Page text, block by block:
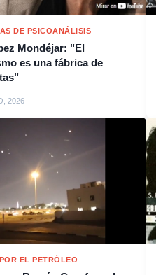
DE PSICOANÁLISIS
Mondéjar: "El
es una fábrica de
2026
EL PETRÓLEO